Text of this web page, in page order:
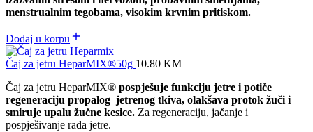
menstrualnim tegobama, visokim krvnim pritiskom.
Dodaj u korpu
Čaj za jetru HeparMIX®50g 10.80 KM
Čaj za jetru HeparMIX® pospješuje funkciju jetre i potiče
regeneraciju propalog jetrenog tkiva, olakšava protok žuči i
smiruje upalu žučne kesice. Za regeneraciju, jačanje i
pospješivanje rada jetre.